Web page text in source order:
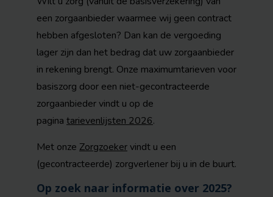
een zorgaanbieder waarmee wij geen contract
hebben afgesloten? Dan kan de vergoeding
lager zijn dan het bedrag dat uw zorgaanbieder
in rekening brengt. Onze maximumtarieven voor
basiszorg door een niet-gecontracteerde
zorgaanbieder vindt u op de
pagina tarievenlijsten 2026.
Met onze Zorgzoekervindt u een
(gecontracteerde) zorgverlener bij u in de buurt.
Op zoek naar informatie over 2025?